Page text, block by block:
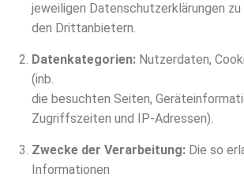
jeweiligen Datenschutzerklärungen zu
den Drittanbietern.
Datenkategorien: Nutzerdaten,
(inb.
die besuchten Seiten,
Zugriffszeiten und IP-Adressen).
Zwecke der Verarbeitung: Die so
Informationen